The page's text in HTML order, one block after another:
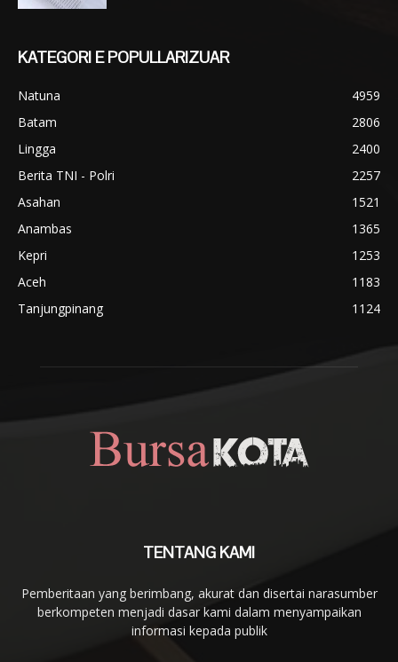
KATEGORI E POPULLARIZUAR
Natuna
4959
Batam
2806
Lingga
2400
Berita TNI - Polri
2257
Asahan
1521
Anambas
1365
Kepri
1253
Aceh
1183
Tanjungpinang
1124
TENTANG KAMI
Pemberitaan yang berimbang, akurat dan disertai narasumber
berkompeten menjadi dasar kami dalam menyampaikan
informasi kepada publik